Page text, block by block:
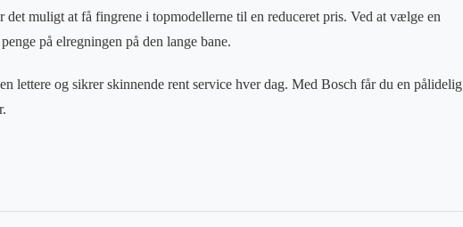
det muligt at få fingrene i topmodellerne til en reduceret pris. Ved at vælge en
på elregningen på den lange bane.
lettere og sikrer skinnende rent service hver dag. Med Bosch får du en pålidelig